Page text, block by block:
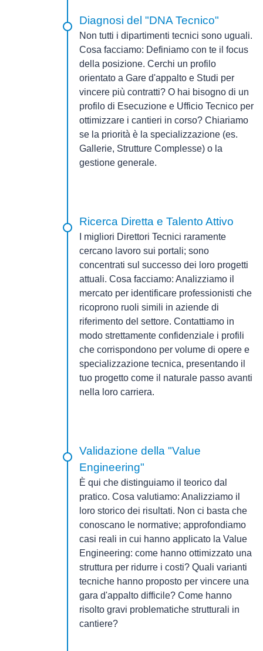
Diagnosi del "DNA Tecnico"
Non tutti i dipartimenti tecnici sono uguali.
Cosa facciamo: Definiamo con te il focus
della posizione. Cerchi un profilo
orientato a Gare d'appalto e Studi per
vincere più contratti? O hai bisogno di un
profilo di Esecuzione e Ufficio Tecnico per
ottimizzare i cantieri in corso? Chiariamo
se la priorità è la specializzazione (es.
Gallerie, Strutture Complesse) o la
gestione generale.
Ricerca Diretta e Talento Attivo
I migliori Direttori Tecnici raramente
cercano lavoro sui portali; sono
concentrati sul successo dei loro progetti
attuali. Cosa facciamo: Analizziamo il
mercato per identificare professionisti che
ricoprono ruoli simili in aziende di
riferimento del settore. Contattiamo in
modo strettamente confidenziale i profili
che corrispondono per volume di opere e
specializzazione tecnica, presentando il
tuo progetto come il naturale passo avanti
nella loro carriera.
Validazione della "Value
Engineering"
È qui che distinguiamo il teorico dal
pratico. Cosa valutiamo: Analizziamo il
loro storico dei risultati. Non ci basta che
conoscano le normative; approfondiamo
casi reali in cui hanno applicato la Value
Engineering: come hanno ottimizzato una
struttura per ridurre i costi? Quali varianti
tecniche hanno proposto per vincere una
gara d'appalto difficile? Come hanno
risolto gravi problematiche strutturali in
cantiere?